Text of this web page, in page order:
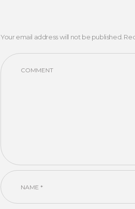
Your email address will not be published.